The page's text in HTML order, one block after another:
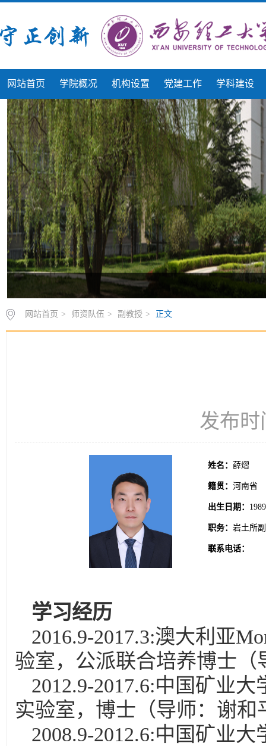
网站首页 学院概况 机构设置 党建工作 学科建设
网站首页 > 师资队伍 > 副教授 > 正文
发布时
姓名： 薛熠
籍贯： 河南省
出生日期：
职务： 岩土所
书
联系电话：
学习经历
2016.9-2017.3:澳大利亚
验室，公派联合培养博士（
2012.9-2017.6:中国矿业
实验室，博士（导师：谢和
2008.9-2012.6:中国矿业